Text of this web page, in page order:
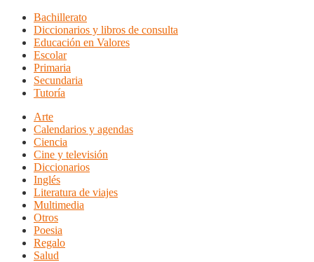
Bachillerato
Diccionarios y libros de consulta
Educación en Valores
Escolar
Primaria
Secundaria
Tutoría
Arte
Calendarios y agendas
Ciencia
Cine y televisión
Diccionarios
Inglés
Literatura de viajes
Multimedia
Otros
Poesia
Regalo
Salud